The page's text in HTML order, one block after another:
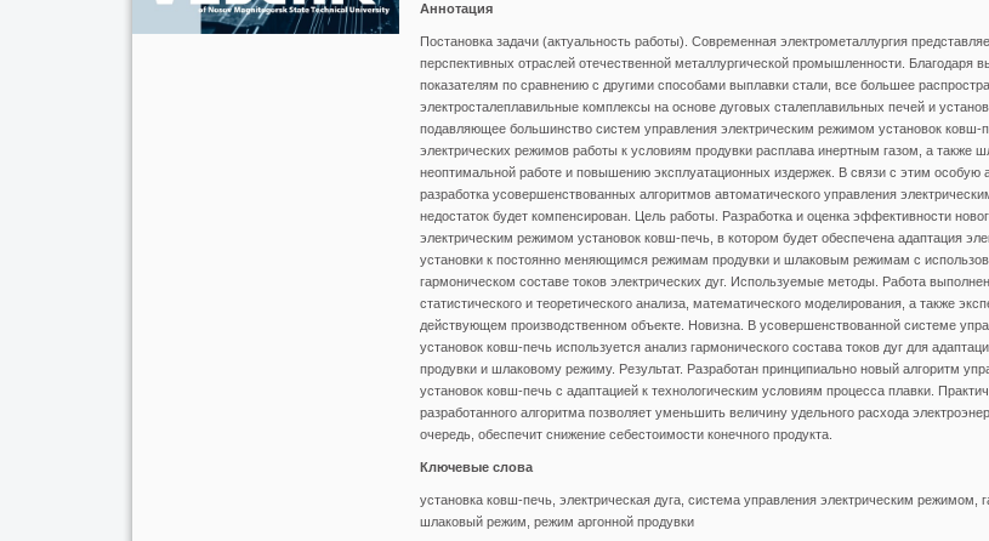
Аннотация
Постановка задачи (актуальность работы). Современная электрометаллургия
перспективных отраслей отечественной металлургической промышленности. Благодаря
показателям по сравнению с другими способами выплавки стали, все большее
электросталеплавильные комплексы на основе дуговых сталеплавильных печей и
подавляющее большинство систем управления электрическим режимом установок ковш-
электрических режимов работы к условиям продувки расплава инертным газом, а также
неоптимальной работе и повышению эксплуатационных издержек. В связи с этим особую
разработка усовершенствованных алгоритмов автоматического управления
недостаток будет компенсирован. Цель работы. Разработка и оценка эффективности
электрическим режимом установок ковш-печь, в котором будет обеспечена адаптация
установки к постоянно меняющимся режимам продувки и шлаковым режимам с
гармоническом составе токов электрических дуг. Используемые методы. Работа
статистического и теоретического анализа, математического моделирования, а также
действующем производственном объекте. Новизна. В усовершенствованной системе
установок ковш-печь используется анализ гармонического состава токов дуг для
продувки и шлаковому режиму. Результат. Разработан принципиально новый алгоритм
установок ковш-печь с адаптацией к технологическим условиям процесса плавки.
разработанного алгоритма позволяет уменьшить величину удельного расхода
очередь, обеспечит снижение себестоимости конечного продукта.
Ключевые слова
установка ковш-печь, электрическая дуга, система управления электрическим режимом,
шлаковый режим, режим аргонной продувки